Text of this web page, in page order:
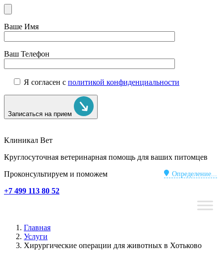
Ваше Имя
Ваш Телефон
Я согласен с политикой конфиденциальности
Записаться на прием
Клиникал Вет
Круглосуточная ветеринарная помощь для ваших питомцев
Определение...
Проконсультируем и поможем
+7 499 113 80 52
Главная
Услуги
Хирургические операции для животных в Хотьково